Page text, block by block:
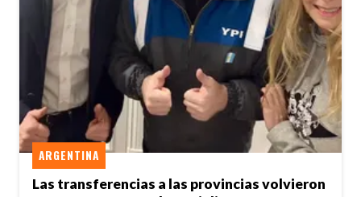
Las transferencias a las provincias volvieron
ARGENTINA